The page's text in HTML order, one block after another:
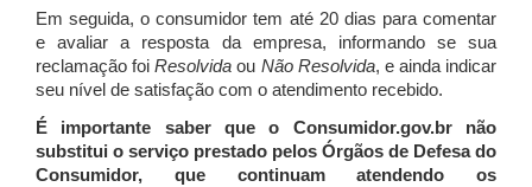
Em seguida, o consumidor tem até 20 dias para comentar
e avaliar a resposta da empresa, informando se sua
reclamação foiResolvida ou Não Resolvida, e ainda indicar
seu nível de satisfação com o atendimento recebido.
É importante saber que o Consumidor.gov.br não
substitui o serviço prestado pelos Órgãos de Defesa do
Consumidor, que continuam atendendo os